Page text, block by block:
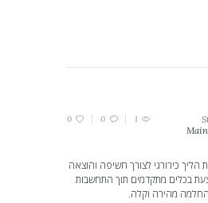
Main
1
0
0
הליך כירורגי לצורך חשיפה והוצאה
בכלים מתקדמים תוך התחשבות
מהירה וקלה.